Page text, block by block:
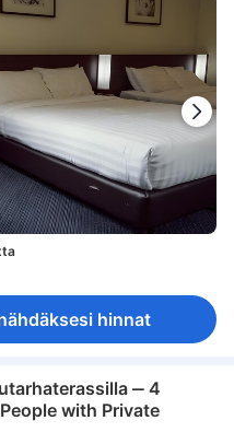
hinnat
‒ 4
with Private